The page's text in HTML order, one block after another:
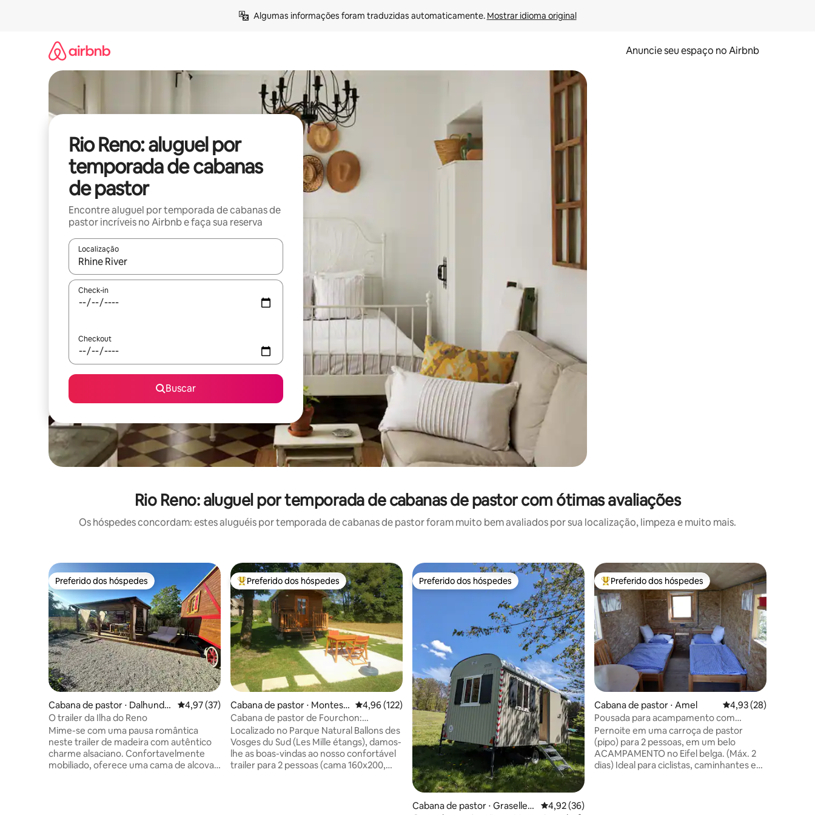
Algumas informações foram traduzidas automaticamente. Mostrar idioma original
Anuncie seu espaço no Airbnb
Rio Reno: aluguel por
temporada de cabanas
de pastor
Encontre aluguel por temporada de cabanas de
pastor incríveis no Airbnb e faça sua reserva
Localização
Quando os resultados estiverem disponíveis, explore-os usando as seta para cima e para baixo do teclado ou tocando e deslizando o dedo na tela.
Check-in
Checkout
Buscar
Rio Reno: aluguel por temporada de cabanas de pastor com ótimas avaliações
Os hóspedes concordam: estes aluguéis por temporada de cabanas de pastor foram muito bem avaliados por sua localização, limpeza e muito mais.
Preferido dos hóspedes
Preferido dos hóspedes
Cabana de pastor ⋅ Dalhunde
n
4,97 de uma avaliação média de 5, 37 avaliações
4,97 (37)
O trailer da Ilha do Reno
Mime-se com uma pausa romântica
neste trailer de madeira com autêntico
charme alsaciano. Confortavelmente
mobiliado, oferece uma cama de alcova
Entre os melhores preferidos dos hóspedes
Preferido dos hóspedes
Cabana de pastor ⋅ Montess
aux
4,96 de uma avaliação média de 5, 122 avaliações
4,96 (122)
Cabana de pastor de Fourchon:
acomodação incomum
Localizado no Parque Natural Ballons des
Vosges du Sud (Les Mille étangs), damos-
lhe as boas-vindas ao nosso confortável
trailer para 2 pessoas (cama 160x200,
Preferido dos hóspedes
Preferido dos hóspedes
Cabana de pastor ⋅ Grasellen
4,92 de uma avaliação média de 5, 36 avaliações
4,92 (36)
Entre os melhores preferidos dos hóspedes
Preferido dos hóspedes
Cabana de pastor ⋅ Amel 4,93 de uma
4,93 (28)
Pousada para acampamento com
bicicletas Oos Heem 2
Pernoite em uma carroça de pastor
(pipo) para 2 pessoas, em um belo
ACAMPAMENTO no Eifel belga. (Máx. 2
dias) Ideal para ciclistas, caminhantes e